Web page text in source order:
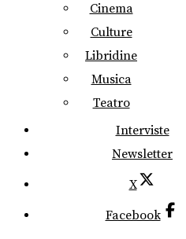
Cinema
Culture
Libridine
Musica
Teatro
Interviste
Newsletter
X
Facebook